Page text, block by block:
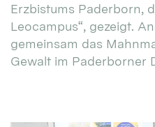
Erzbistums Paderborn,
Leocampus“, gezeigt.
gemeinsam das
Gewalt im Paderborner